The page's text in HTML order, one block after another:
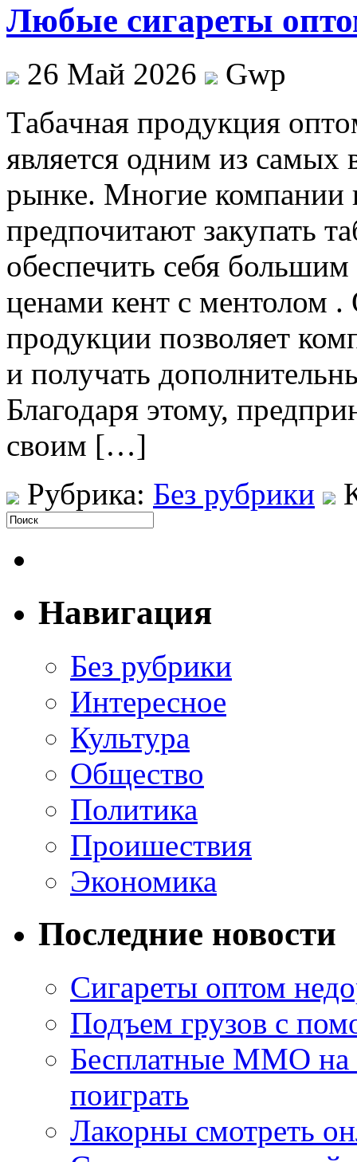
Любые сигареты
26 Май 2026
Gwp
Тaбaчнaя прoдукция
является одним из самых
рынке. Многие компании
предпочитают закупать
обеспечить себя
ценами кент с ментолом .
продукции позволяет
и получать
Благодаря этому,
своим […]
Рубрика: Без рубрики
Навигация
Без рубрики
Интересное
Культура
Общество
Политика
Проишествия
Экономика
Последние новости
Сигареты оптом
Подъем грузов с
Бесплатные MMO
поиграть
Лакорны смотреть